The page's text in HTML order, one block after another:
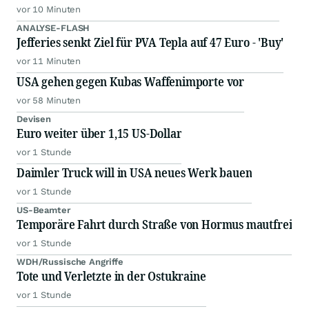
vor 10 Minuten
ANALYSE-FLASH
Jefferies senkt Ziel für PVA Tepla auf 47 Euro - 'Buy'
vor 11 Minuten
USA gehen gegen Kubas Waffenimporte vor
vor 58 Minuten
Devisen
Euro weiter über 1,15 US-Dollar
vor 1 Stunde
Daimler Truck will in USA neues Werk bauen
vor 1 Stunde
US-Beamter
Temporäre Fahrt durch Straße von Hormus mautfrei
vor 1 Stunde
WDH/Russische Angriffe
Tote und Verletzte in der Ostukraine
vor 1 Stunde